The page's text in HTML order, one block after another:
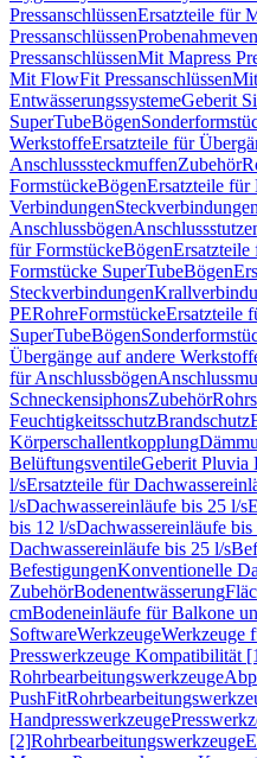
PressanschlüssenErsatzteile für
Pressanschlüssen
PressanschlüssenMit Mapress
Mit FlowFit Pressanschlüssen
EntwässerungssystemeGeberit
SuperTubeBögen
WerkstoffeErsatzteile für
AnschlusssteckmuffenZubehör
FormstückeBögenErsatzteile für
VerbindungenSteckverbindungen
Anschlussbögen
für FormstückeBögenErsatzteile
Formstücke SuperTubeBögen
Steckverbindungen
PERohreFormstückeErsatzteile
SuperTubeBögen
Übergänge auf andere
für Anschlussbögen
SchneckensiphonsZubehör
FeuchtigkeitsschutzBrandschutz
Körperschallentkopplung
BelüftungsventileGeberit Pluvia
l/sErsatzteile für
l/sDachwassereinläufe bis 25 l/s
bis 12 l/sDachwassereinläufe bis
Dachwassereinläufe bis 25 l/s
BefestigungenKonventionelle
ZubehörBodenentwässerung
cmBodeneinläufe für Balkone
SoftwareWerkzeugeWerkzeuge
Presswerkzeuge Kompatibilität
Rohrbearbeitungswerkzeuge
PushFit
Handpresswerkzeuge
[2]Rohrbearbeitungswerkzeuge